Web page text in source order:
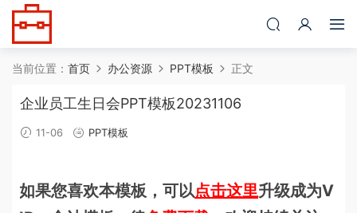
当前位置： 首页 办公资源 PPT模板 正文
企业员工生日会PPT模板20231106
11-06 PPT模板
如果您喜欢本模板，可以点击这里升级成为V